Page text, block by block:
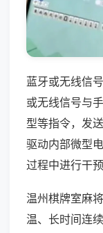
蓝牙或无线信
或无线信号与
型等指令，发
驱动内部微型
过程中进行干
温州棋牌室麻
温、长时间连